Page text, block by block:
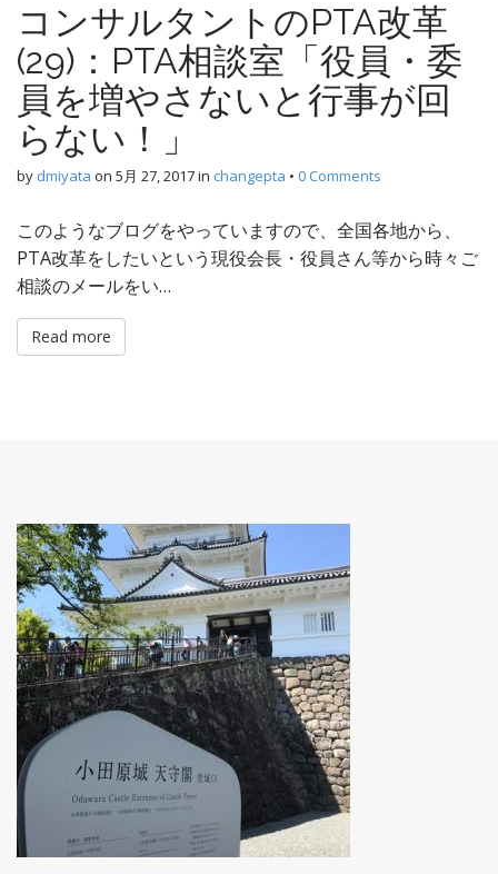
コンサルタントのPTA改革
(29)：PTA相談室「役員・委
員を増やさないと行事が回
らない！」
by dmiyata on 5月 27, 2017in changepta • 0 Comments
このようなブログをやっていますので、全国各地から、
PTA改革をしたいという現役会長・役員さん等から時々ご
相談のメールをい…
Read more